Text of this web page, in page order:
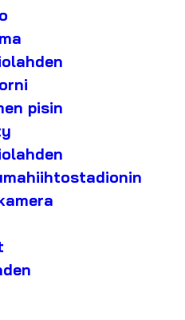
pisin